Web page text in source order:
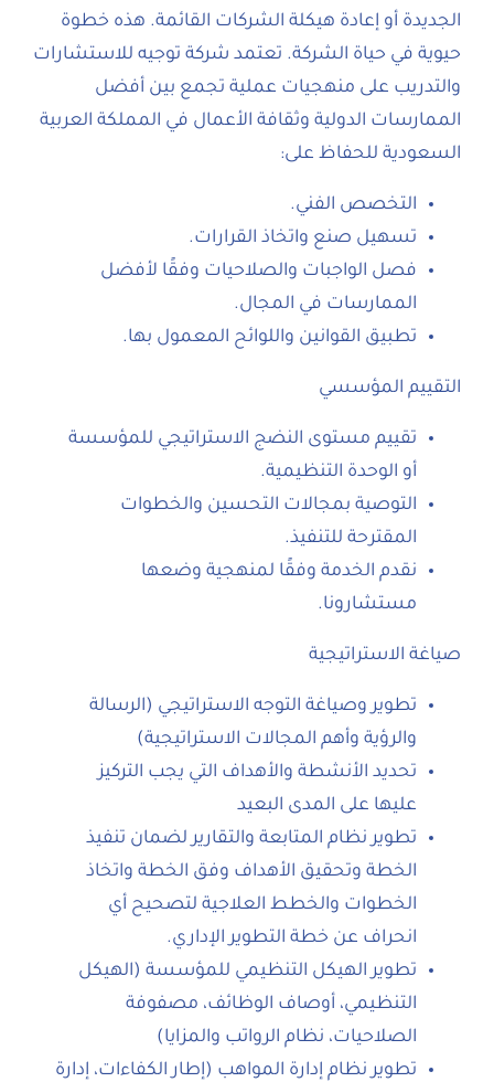
الجديدة أو إعادة هيكلة الشركات القائمة. هذه خطوة
حيوية في حياة الشركة. تعتمد شركة توجيه للاستشارات
والتدريب على منهجيات عملية تجمع بين أفضل
الممارسات الدولية وثقافة الأعمال في المملكة العربية
السعودية للحفاظ على:
التخصص الفني.
تسهيل صنع واتخاذ القرارات.
فصل الواجبات والصلاحيات وفقًا لأفضل
الممارسات في المجال.
تطبيق القوانين واللوائح المعمول بها.
التقييم المؤسسي
تقييم مستوى النضج الاستراتيجي للمؤسسة
أو الوحدة التنظيمية.
التوصية بمجالات التحسين والخطوات
المقترحة للتنفيذ.
نقدم الخدمة وفقًا لمنهجية وضعها
مستشارونا.
صياغة الاستراتيجية
تطوير وصياغة التوجه الاستراتيجي (الرسالة
والرؤية وأهم المجالات الاستراتيجية)
تحديد الأنشطة والأهداف التي يجب التركيز
عليها على المدى البعيد
تطوير نظام المتابعة والتقارير لضمان تنفيذ
الخطة وتحقيق الأهداف وفق الخطة واتخاذ
الخطوات والخطط العلاجية لتصحيح أي
انحراف عن خطة التطوير الإداري.
تطوير الهيكل التنظيمي للمؤسسة (الهيكل
التنظيمي، أوصاف الوظائف، مصفوفة
الصلاحيات، نظام الرواتب والمزايا)
تطوير نظام إدارة المواهب (إطار الكفاءات، إدارة